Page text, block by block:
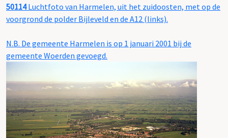
50114Luchtfoto van Harmelen, uit het zuidoosten, met op de
voorgrond de polder Bijleveld en de A12 (links).
N.B. De gemeente Harmelen is op 1 januari 2001 bij de
gemeente Woerden gevoegd.